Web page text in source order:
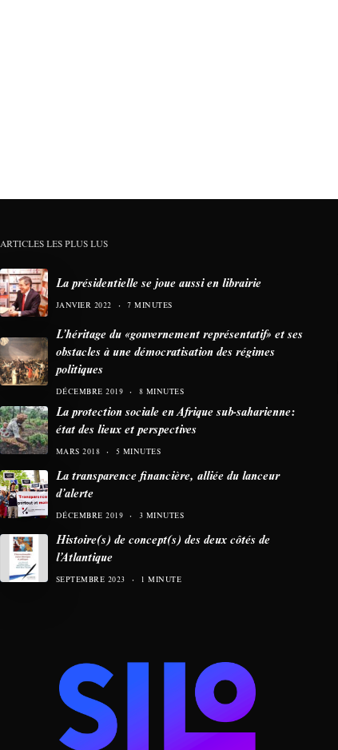
ARTICLES LES PLUS LUS
La présidentielle se joue aussi en librairie
JANVIER 2022 7 MINUTES
L’héritage du «gouvernement représentatif» et ses
obstacles à une démocratisation des régimes
politiques
DÉCEMBRE 2019 8 MINUTES
La protection sociale en Afrique sub-saharienne:
état des lieux et perspectives
MARS 2018 5 MINUTES
La transparence financière, alliée du lanceur
d’alerte
DÉCEMBRE 2019 3 MINUTES
Histoire(s) de concept(s) des deux côtés de
l’Atlantique
SEPTEMBRE 2023 1 MINUTE